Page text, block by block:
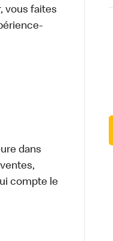
vous faites
dans
compte le